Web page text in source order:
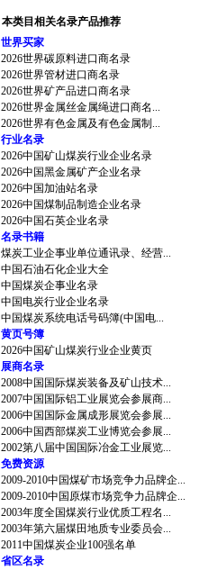
本类目相关名录产品推荐
世界买家
2026世界碳原料进口商名录
2026世界管材进口商名录
2026世界矿产品进口商名录
2026世界金属丝金属绳进口商名...
2026世界有色金属及有色金属制...
行业名录
2026中国矿山煤炭行业企业名录
2026中国黑金属矿产企业名录
2026中国加油站名录
2026中国煤制品制造企业名录
2026中国石英企业名录
名录书籍
煤炭工业企事业单位通讯录、经营...
中国石油石化企业大全
中国煤炭企事业名录
中国电炭行业企业名录
中国煤炭系统电话号码簿(中国电...
黄页号簿
2026中国矿山煤炭行业企业黄页
展商名录
2008中国国际煤炭装备及矿山技术...
2007中国国际铝工业展览会参展商...
2006中国国际金属成形展览会参展...
2006中国西部煤炭工业博览会参展...
2002第八届中国国际冶金工业展览...
免费资源
2009-2010中国煤矿市场竞争力品牌企...
2009-2010中国原煤市场竞争力品牌企...
2003年度全国煤炭行业优质工程名...
2003年第六届煤田地质专业委员会...
2011中国煤炭企业100强名单
省区名录